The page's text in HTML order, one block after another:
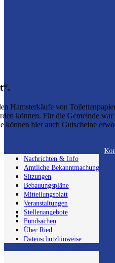
Hamsterkäufe von
können. Für die Gemeinde
können hier auch Gutscheine
Nachrichten & Info
Amtliche Bekanntmachung
Sitzungen
Bebauungspläne
Mitteilungsblatt
Veranstaltungen
Stellenangebote
Fundsachen
Über Ried
Datenschutzhinweise